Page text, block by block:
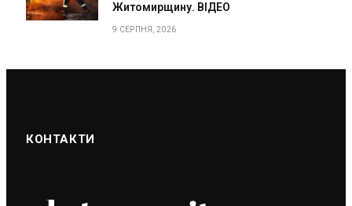
Житомирщину. ВІДЕО
9 СЕРПНЯ, 2026
КОНТАКТИ